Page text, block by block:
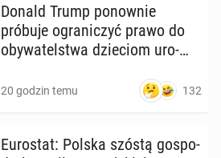
Donald Trump po­now­nie
próbuje ogra­ni­czyć prawo do
oby­wa­tel­stwa dzie­ciom uro­
20 godzin temu 132
Eu­ro­stat: Polska szóstą go­spo­